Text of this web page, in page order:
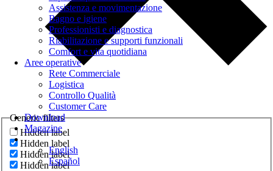
Generic filters
Hidden label
Hidden label
Hidden label
Hidden label
Assistenza e movimentazione
Bagno e igiene
Professionisti e diagnostica
Riabilitazione e supporti funzionali
Comfort e vita quotidiana
Aree operative
Rete Commerciale
Logistica
Controllo Qualità
Customer Care
Download
Magazine
English
Español